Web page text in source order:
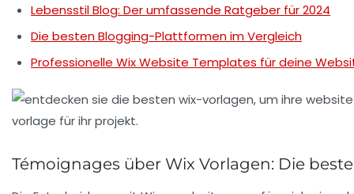
Lebensstil Blog: Der umfassende Ratgeber für 2024
Die besten Blogging-Plattformen im Vergleich
Professionelle Wix Website Templates für deine
Témoignages über Wix Vorlagen: Die